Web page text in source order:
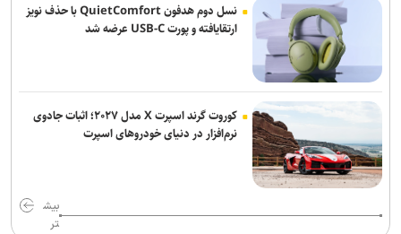
نسل دوم هدفون QuietComfort با حذف نویز
ارتقایافته و پورت USB-C عرضه شد
کوروت گرند اسپرت X مدل ۲۰۲۷؛ اثبات جادوی
نرم‌افزار در دنیای خودروهای اسپرت
بیش
تر